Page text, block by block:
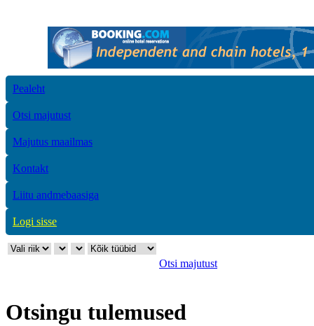
Pealeht
Otsi majutust
Majutus maailmas
Kontakt
Liitu andmebaasiga
Logi sisse
Otsi majutust
Otsingu tulemused